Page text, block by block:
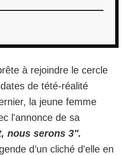
à rejoindre le cercle
de tété-réalité
la jeune femme
l'annonce de sa
nous serons 3".
d’un cliché d'elle en